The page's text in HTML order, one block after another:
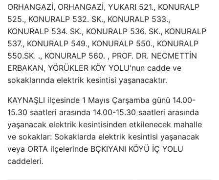
ORHANGAZİ, ORHANGAZİ, YUKARI 521., KONURALP
525., KONURALP 532. SK., KONURALP 533.,
KONURALP 534. SK., KONURALP 536. SK., KONURALP
537., KONURALP 549., KONURALP 550., KONURALP
550.SK. ., KONURALP 560. , PROF. DR. NECMETTİN
ERBAKAN, YÖRÜKLER KÖY YOLU'nun cadde ve
sokaklarında elektrik kesintisi yaşanacaktır.
KAYNAŞLI ilçesinde 1 Mayıs Çarşamba günü 14.00-
15.30 saatleri arasında 14.00-15.30 saatleri arasında
yaşanacak elektrik kesintisinden etkilenecek mahalle
ve sokaklar: Sokaklarda elektrik kesintisi yaşanacak
veya ORTA ilçelerinde BÇKIYANI KÖYÜ İÇ YOLU
caddeleri.